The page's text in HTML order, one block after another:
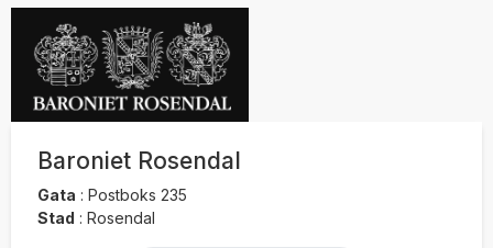
Baroniet Rosendal
Gata : Postboks 235
Stad : Rosendal